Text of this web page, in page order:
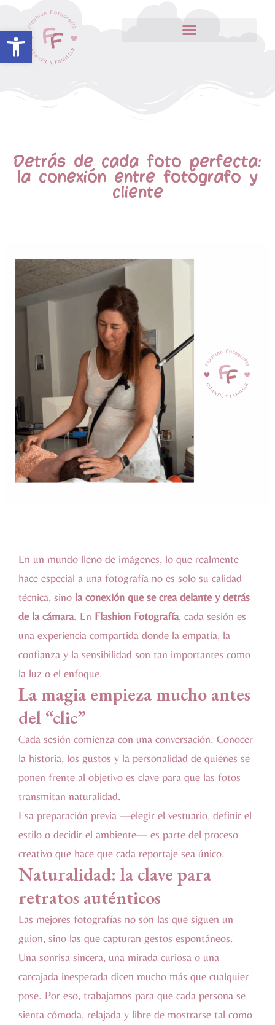
Abrir barra de herramientas
Detrás de cada foto perfecta:
la conexión entre fotógrafo y
cliente
En un mundo lleno de imágenes, lo que realmente
hace especial a una fotografía no es solo su calidad
técnica, sino la conexión que se crea delante y detrás
de la cámara. En Flashion Fotografía, cada sesión es
una experiencia compartida donde la empatía, la
confianza y la sensibilidad son tan importantes como
la luz o el enfoque.
La magia empieza mucho antes
del “clic”
Cada sesión comienza con una conversación. Conocer
la historia, los gustos y la personalidad de quienes se
ponen frente al objetivo es clave para que las fotos
transmitan naturalidad.
Esa preparación previa —elegir el vestuario, definir el
estilo o decidir el ambiente— es parte del proceso
creativo que hace que cada reportaje sea único.
Naturalidad: la clave para
retratos auténticos
Las mejores fotografías no son las que siguen un
guion, sino las que capturan gestos espontáneos.
Una sonrisa sincera, una mirada curiosa o una
carcajada inesperada dicen mucho más que cualquier
pose. Por eso, trabajamos para que cada persona se
sienta cómoda, relajada y libre de mostrarse tal como